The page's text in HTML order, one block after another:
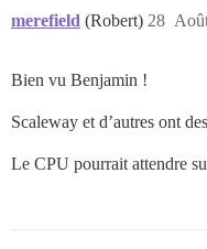
merefield (Robert) 28
Bien vu Benjamin !
Scaleway et d’autres ont
Le CPU pourrait attendre